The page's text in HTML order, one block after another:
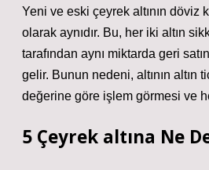
Yeni ve eski çeyrek altının döviz
olarak aynıdır. Bu, her iki altın
tarafından aynı miktarda geri
gelir. Bunun nedeni, altının altın
değerine göre işlem görmesi ve
5 Çeyrek altına Ne